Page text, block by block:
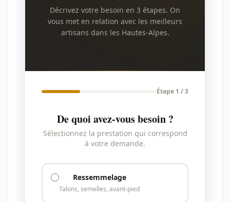
Décrivez votre besoin en 3 étapes. On
vous met en relation avec les meilleurs
artisans dans les Hautes-Alpes.
Étape 1 / 3
De quoi avez-vous besoin ?
Sélectionnez la prestation qui correspond
à votre demande.
Ressemmelage
Talons, semelles, avant-pied